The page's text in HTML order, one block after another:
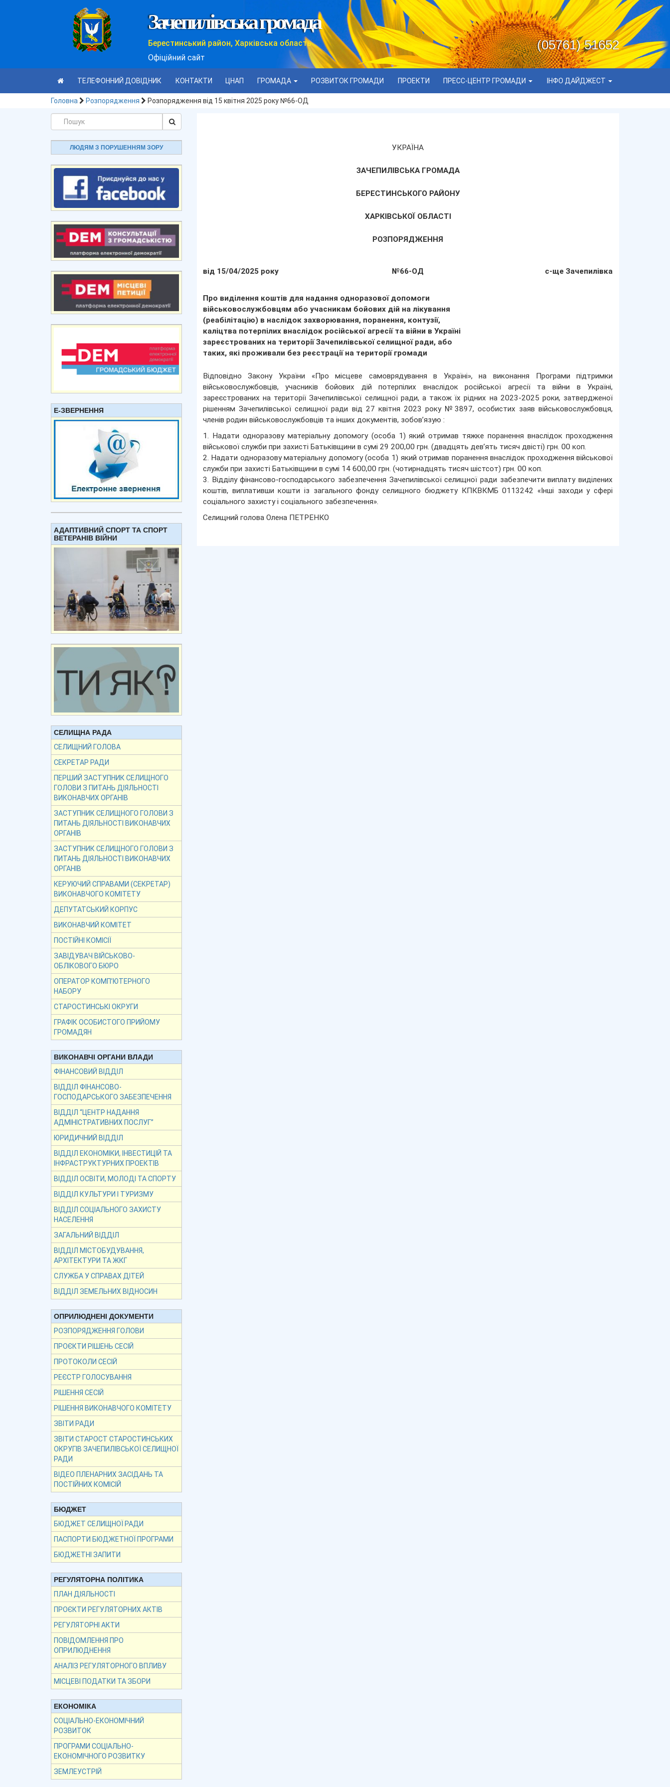
Зачепилівська громада
Берестинський район, Харківська область
Офіційний сайт
(05761) 51652
ТЕЛЕФОННИЙ ДОВІДНИК КОНТАКТИ ЦНАП ГРОМАДА РОЗВИТОК ГРОМАДИ ПРОЕКТИ ПРЕСС-ЦЕНТР ГРОМАДИ ІНФО ДАЙДЖЕСТ
Головна Розпорядження Розпорядження від 15 квітня 2025 року №66-ОД
ЛЮДЯМ З ПОРУШЕННЯМ ЗОРУ
Е-ЗВЕРНЕННЯ
АДАПТИВНИЙ СПОРТ ТА СПОРТ
ВЕТЕРАНІВ ВІЙНИ
СЕЛИЩНА РАДА
СЕЛИЩНИЙ ГОЛОВА
СЕКРЕТАР РАДИ
ПЕРШИЙ ЗАСТУПНИК СЕЛИЩНОГО
ГОЛОВИ З ПИТАНЬ ДІЯЛЬНОСТІ
ВИКОНАВЧИХ ОРГАНІВ
ЗАСТУПНИК СЕЛИЩНОГО ГОЛОВИ З
ПИТАНЬ ДІЯЛЬНОСТІ ВИКОНАВЧИХ
ОРГАНІВ
ЗАСТУПНИК СЕЛИЩНОГО ГОЛОВИ З
ПИТАНЬ ДІЯЛЬНОСТІ ВИКОНАВЧИХ
ОРГАНІВ
КЕРУЮЧИЙ СПРАВАМИ (СЕКРЕТАР)
ВИКОНАВЧОГО КОМІТЕТУ
ДЕПУТАТСЬКИЙ КОРПУС
ВИКОНАВЧИЙ КОМІТЕТ
ПОСТІЙНІ КОМІСІЇ
ЗАВІДУВАЧ ВІЙСЬКОВО-
ОБЛІКОВОГО БЮРО
ОПЕРАТОР КОМП’ЮТЕРНОГО
НАБОРУ
СТАРОСТИНСЬКІ ОКРУГИ
ГРАФІК ОСОБИСТОГО ПРИЙОМУ
ГРОМАДЯН
ВИКОНАВЧІ ОРГАНИ ВЛАДИ
ФІНАНСОВИЙ ВІДДІЛ
ВІДДІЛ ФІНАНСОВО-
ГОСПОДАРСЬКОГО ЗАБЕЗПЕЧЕННЯ
ВІДДІЛ “ЦЕНТР НАДАННЯ
АДМІНІСТРАТИВНИХ ПОСЛУГ”
ЮРИДИЧНИЙ ВІДДІЛ
ВІДДІЛ ЕКОНОМІКИ, ІНВЕСТИЦІЙ ТА
ІНФРАСТРУКТУРНИХ ПРОЕКТІВ
ВІДДІЛ ОСВІТИ, МОЛОДІ ТА СПОРТУ
ВІДДІЛ КУЛЬТУРИ І ТУРИЗМУ
ВІДДІЛ СОЦІАЛЬНОГО ЗАХИСТУ
НАСЕЛЕННЯ
ЗАГАЛЬНИЙ ВІДДІЛ
ВІДДІЛ МІСТОБУДУВАННЯ,
АРХІТЕКТУРИ ТА ЖКГ
СЛУЖБА У СПРАВАХ ДІТЕЙ
ВІДДІЛ ЗЕМЕЛЬНИХ ВІДНОСИН
ОПРИЛЮДНЕНІ ДОКУМЕНТИ
РОЗПОРЯДЖЕННЯ ГОЛОВИ
ПРОЄКТИ РІШЕНЬ СЕСІЙ
ПРОТОКОЛИ СЕСІЙ
РЕЄСТР ГОЛОСУВАННЯ
РІШЕННЯ СЕСІЙ
РІШЕННЯ ВИКОНАВЧОГО КОМІТЕТУ
ЗВІТИ РАДИ
ЗВІТИ СТАРОСТ СТАРОСТИНСЬКИХ
ОКРУГІВ ЗАЧЕПИЛІВСЬКОЇ СЕЛИЩНОЇ
РАДИ
ВІДЕО ПЛЕНАРНИХ ЗАСІДАНЬ ТА
ПОСТІЙНИХ КОМІСІЙ
БЮДЖЕТ
БЮДЖЕТ СЕЛИЩНОЇ РАДИ
ПАСПОРТИ БЮДЖЕТНОЇ ПРОГРАМИ
БЮДЖЕТНІ ЗАПИТИ
РЕГУЛЯТОРНА ПОЛІТИКА
ПЛАН ДІЯЛЬНОСТІ
ПРОЄКТИ РЕГУЛЯТОРНИХ АКТІВ
РЕГУЛЯТОРНІ АКТИ
ПОВІДОМЛЕННЯ ПРО
ОПРИЛЮДНЕННЯ
АНАЛІЗ РЕГУЛЯТОРНОГО ВПЛИВУ
МІСЦЕВІ ПОДАТКИ ТА ЗБОРИ
ЕКОНОМІКА
СОЦІАЛЬНО-ЕКОНОМІЧНИЙ
РОЗВИТОК
ПРОГРАМИ СОЦІАЛЬНО-
ЕКОНОМІЧНОГО РОЗВИТКУ
ЗЕМЛЕУСТРІЙ
УКРАЇНА
ЗАЧЕПИЛІВСЬКА ГРОМАДА
БЕРЕСТИНСЬКОГО РАЙОНУ
ХАРКІВСЬКОЇ ОБЛАСТІ
РОЗПОРЯДЖЕННЯ
від 15/04/2025 року №66-ОД с-ще Зачепилівка
Про виділення коштів для надання одноразової допомоги
військовослужбовцям або учасникам бойових дій на лікування
(реабілітацію) в наслідок захворювання, поранення, контузії,
каліцтва потерпілих внаслідок російської агресії та війни в Україні
зареєстрованих на території Зачепилівської селищної ради, або
таких, які проживали без реєстрації на території громади
Відповідно Закону України «Про місцеве самоврядування в Україні», на виконання Програми підтримки
військовослужбовців, учасників бойових дій потерпілих внаслідок російської агресії та війни в Україні,
зареєстрованих на території Зачепилівської селищної ради, а також їх рідних на 2023-2025 роки, затвердженої
рішенням Зачепилівської селищної ради від 27 квітня 2023 року №3897, особистих заяв військовослужбовця,
членів родин військовослужбовців та інших документів, зобов’язую :
1. Надати одноразову матеріальну допомогу (особа 1) який отримав тяжке поранення внаслідок проходження
військової служби при захисті Батьківщини в сумі 29 200,00 грн. (двадцять дев’ять тисяч двісті) грн. 00 коп.
2. Надати одноразову матеріальну допомогу (особа 1) який отримав поранення внаслідок проходження військової
служби при захисті Батьківщини в сумі 14 600,00 грн. (чотирнадцять тисяч шістсот) грн. 00 коп.
3. Відділу фінансово-господарського забезпечення Зачепилівської селищної ради забезпечити виплату виділених
коштів, виплативши кошти із загального фонду селищного бюджету КПКВКМБ 0113242 «Інші заходи у сфері
соціального захисту і соціального забезпечення».
Селищний голова Олена ПЕТРЕНКО